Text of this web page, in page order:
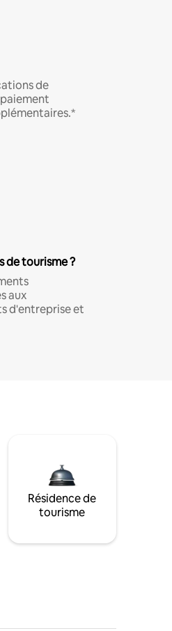
de
de tourisme ?
aux
d'entreprise et
Résidence de
tourisme